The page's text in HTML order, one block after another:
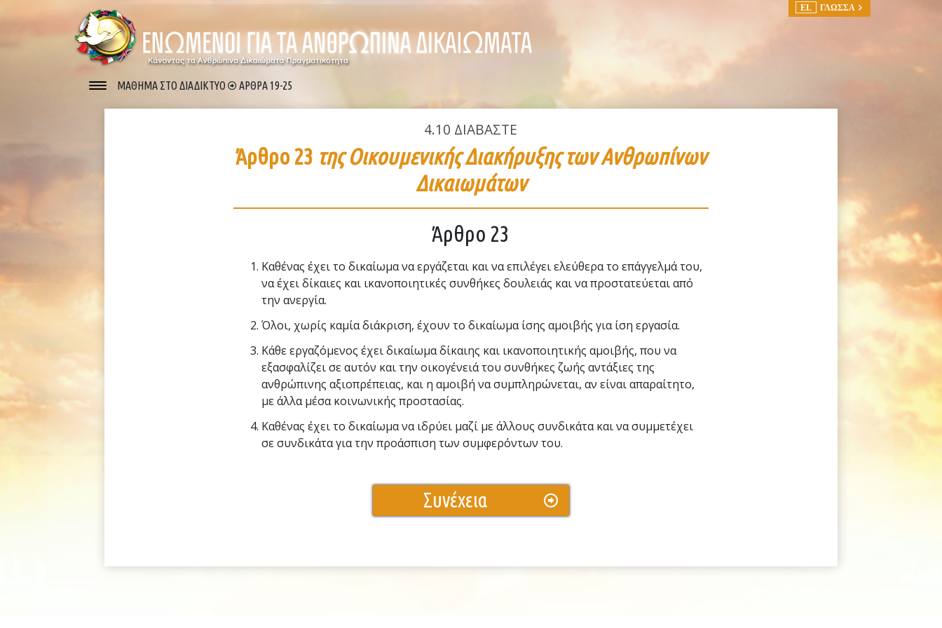
EL ΓΛΩΣΣΑ
ΜΑΘΗΜΑ ΣΤΟ ΔΙΑΔΙΚΤΥΟ ΑΡΘΡΑ 19-25
4.10 ΔΙΑΒΑΣΤΕ
Άρθρο 23 της Οικουμενικής Διακήρυξης των Ανθρωπίνων
Δικαιωμάτων
Άρθρο 23
Καθένας έχει το δικαίωμα να εργάζεται και να επιλέγει ελεύθερα το επάγγελμά του,
να έχει δίκαιες και ικανοποιητικές συνθήκες δουλειάς και να προστατεύεται από
την ανεργία.
Όλοι, χωρίς καμία διάκριση, έχουν το δικαίωμα ίσης αμοιβής για ίση εργασία.
Κάθε εργαζόμενος έχει δικαίωμα δίκαιης και ικανοποιητικής αμοιβής, που να
εξασφαλίζει σε αυτόν και την οικογένειά του συνθήκες ζωής αντάξιες της
ανθρώπινης αξιοπρέπειας, και η αμοιβή να συμπληρώνεται, αν είναι απαραίτητο,
με άλλα μέσα κοινωνικής προστασίας.
Καθένας έχει το δικαίωμα να ιδρύει μαζί µε άλλους συνδικάτα και να συμμετέχει
σε συνδικάτα για την προάσπιση των συμφερόντων του.
Συνέχεια